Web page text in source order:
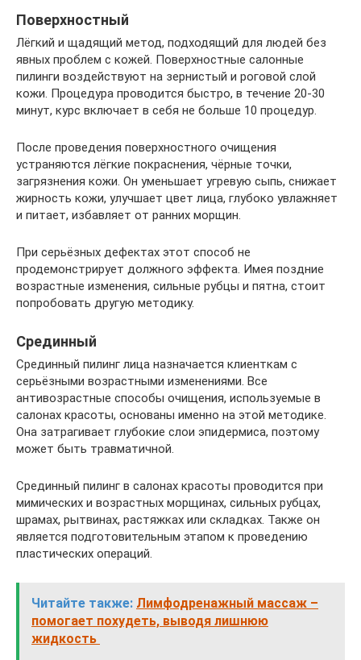
Поверхностный
Лёгкий и щадящий метод, подходящий для людей без
явных проблем с кожей. Поверхностные салонные
пилинги воздействуют на зернистый и роговой слой
кожи. Процедура проводится быстро, в течение 20-30
минут, курс включает в себя не больше 10 процедур.
После проведения поверхностного очищения
устраняются лёгкие покраснения, чёрные точки,
загрязнения кожи. Он уменьшает угревую сыпь, снижает
жирность кожи, улучшает цвет лица, глубоко увлажняет
и питает, избавляет от ранних морщин.
При серьёзных дефектах этот способ не
продемонстрирует должного эффекта. Имея поздние
возрастные изменения, сильные рубцы и пятна, стоит
попробовать другую методику.
Срединный
Срединный пилинг лица назначается клиенткам с
серьёзными возрастными изменениями. Все
антивозрастные способы очищения, используемые в
салонах красоты, основаны именно на этой методике.
Она затрагивает глубокие слои эпидермиса, поэтому
может быть травматичной.
Срединный пилинг в салонах красоты проводится при
мимических и возрастных морщинах, сильных рубцах,
шрамах, рытвинах, растяжках или складках. Также он
является подготовительным этапом к проведению
пластических операций.
Читайте также: Лимфодренажный массаж –
помогает похудеть, выводя лишнюю
жидкость